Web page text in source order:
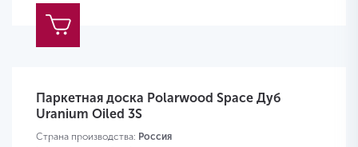
Паркетная доска Polarwood Space Дуб
Uranium Oiled 3S
Страна производства: Россия